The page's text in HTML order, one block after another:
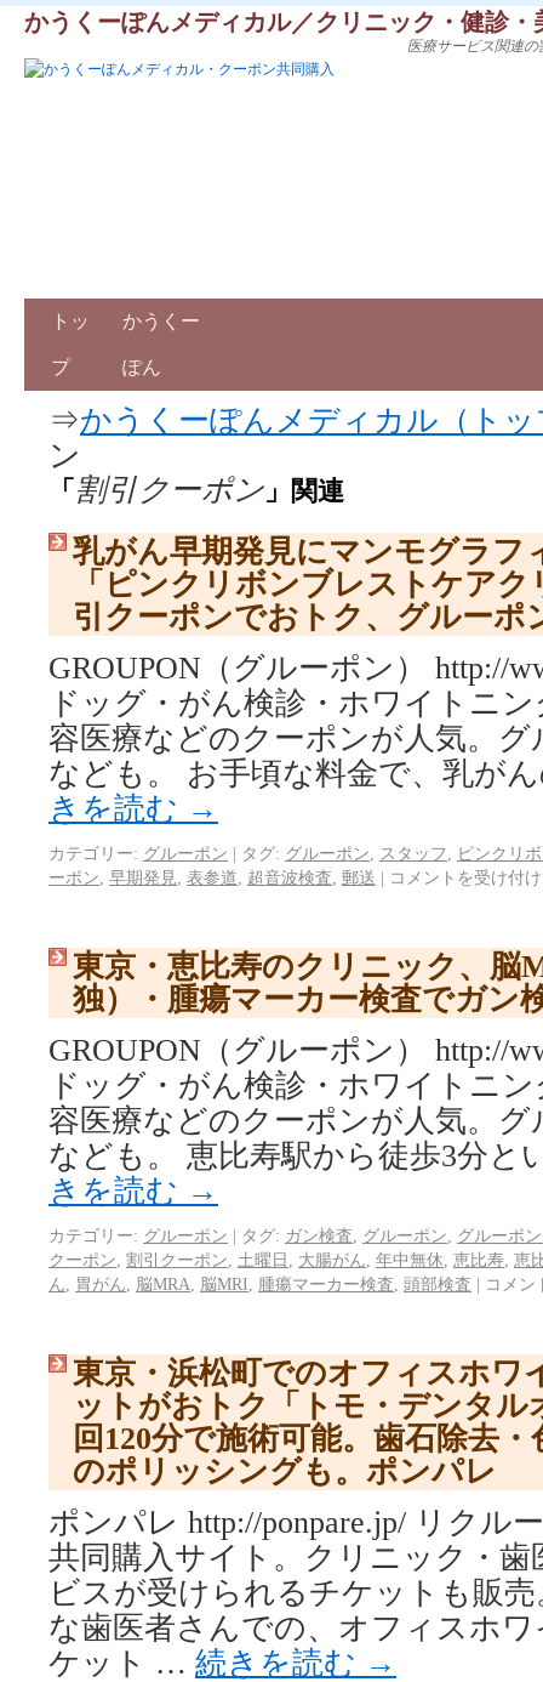
かうくーぽんメディカル／クリニック・健診
医療サービス関連
トッ
プ
かうくー
ぽん
⇒かうくーぽんメディカル（トッ
ン
「 割引クーポン 」関連
乳がん早期発見にマンモグラフ
「ピンクリボンブレストケア
引クーポンでおトク、グルーポ
GROUPON（グルーポン） http://
ドッグ・がん検診・ホワイトニ
容医療などのクーポンが人気。
なども。 お手頃な料金で、乳が
きを読む →
カテゴリー: グルーポン | タグ: グルーポン スタッフ
ピンクリ
ーポン 早期発見 表参道 超音波検査 郵送 | コメントを受け付
東京・恵比寿のクリニック、脳
独）・腫瘍マーカー検査でガン
GROUPON（グルーポン） http://
ドッグ・がん検診・ホワイトニ
容医療などのクーポンが人気。
なども。 恵比寿駅から徒歩3分
きを読む →
カテゴリー: グルーポン | タグ: ガン検査 グルーポン
グルーポ
クーポン 割引クーポン 土曜日 大腸がん 年中無休 恵比寿 恵
ん
胃がん 脳MRA 脳MRI 腫瘍マーカー検査 頭部検査 | コメン
東京・浜松町でのオフィスホワ
ットがおトク「トモ・デンタル
回120分で施術可能。歯石除去
のポリッシングも。ポンパレ
ポンパレ http://ponpare.jp/ リクル
共同購入サイト。クリニック・
ビスが受けられるチケットも販
な歯医者さんでの、オフィスホ
ケット … 続きを読む →